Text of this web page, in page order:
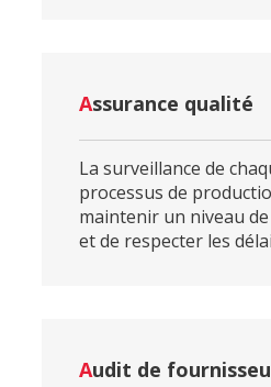
Assurance qualité
La surveillance de
processus de
maintenir un niveau
et de respecter les
Audit de